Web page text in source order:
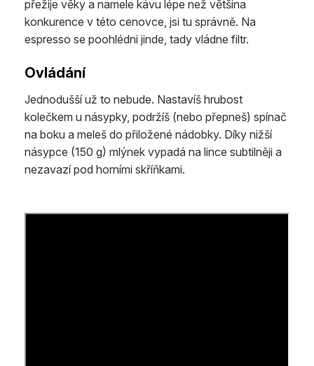
přežije věky a namele kávu lépe než většina
konkurence v této cenovce, jsi tu správně. Na
espresso se poohlédni jinde, tady vládne filtr.
Ovládání
Jednodušší už to nebude. Nastavíš hrubost
kolečkem u násypky, podržíš (nebo přepneš) spínač
na boku a meleš do přiložené nádobky. Díky nižší
násypce (150 g) mlýnek vypadá na lince subtilněji a
nezavazí pod horními skříňkami.